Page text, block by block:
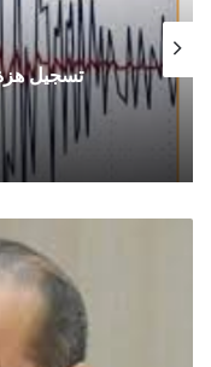
تسجيل